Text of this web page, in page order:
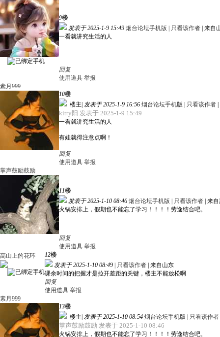
9楼
发表于 2025-1-9 15:49 烟台论坛手机版 只看该作者 来自
一看就讲究生活的人
回复
使用道具 举报
素月999
10楼
楼主 发表于 2025-1-9 16:56 烟台论坛手机版 只看该作者
kitty阳 发表于 2025-1-9 15:49
一看就讲究生活的人
有娃就得注意点啊！
回复
使用道具 举报
掌声鼓励鼓励
11楼
发表于 2025-1-10 08:46 烟台论坛手机版 只看该作者 来
火锅安排上，假期也不能忘了学习！！！！劳逸结合吧。
回复
使用道具 举报
高山上的花环
12楼
发表于 2025-1-10 08:49
只看该作者 来自山东
课余时间的把握才是拉开差距的关键，楼主不能放松啊
回复
使用道具 举报
素月999
13楼
楼主 发表于 2025-1-10 08:54 烟台论坛手机版 只看该作者
掌声鼓励鼓励 发表于 2025-1-10 08:46
火锅安排上，假期也不能忘了学习！！！！劳逸结合吧。